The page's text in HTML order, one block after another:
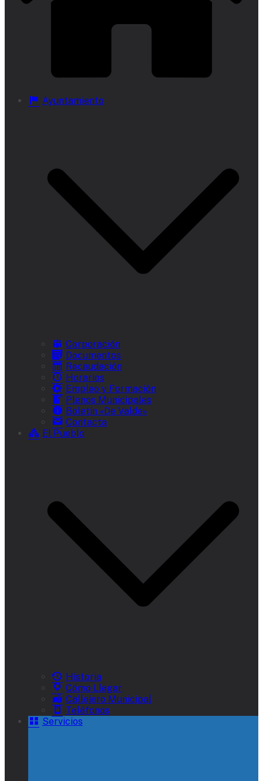
Ayuntamiento
Corporación
Documentos
Recaudación
Horarios
Empleo y Formación
Plenos Municipales
Boletín «De Valde»
Contacta
El Pueblo
Historia
Cómo Llegar
Callejero Municipal
Teléfonos
Servicios